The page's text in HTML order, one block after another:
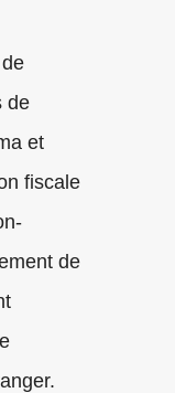
de
et
fiscale
de